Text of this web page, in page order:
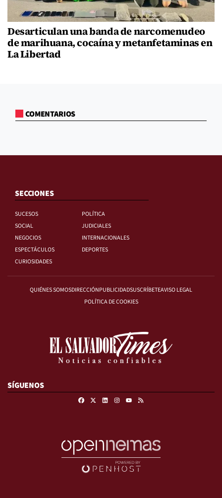
Desarticulan una banda de narcomenudeo
de marihuana, cocaína y metanfetaminas en
La Libertad
COMENTARIOS
SECCIONES
SUCESOS
POLÍTICA
SOCIAL
JUDICIALES
NEGOCIOS
INTERNACIONALES
ESPECTÁCULOS
DEPORTES
CURIOSIDADES
QUIÉNES SOMOSDIRECCIÓNPUBLICIDADSUSCRÍBETEAVISO LEGAL
POLÍTICA DE COOKIES
SÍGUENOS
FacebookLinkedinInstagram